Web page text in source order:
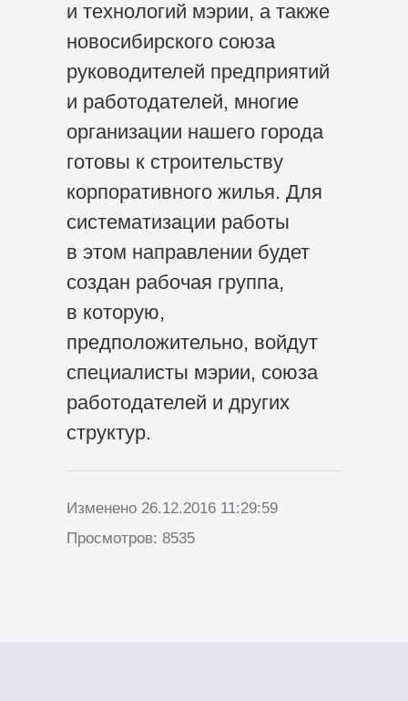
и технологий мэрии, а также
новосибирского союза
руководителей предприятий
и работодателей, многие
организации нашего города
готовы к строительству
корпоративного жилья. Для
систематизации работы
в этом направлении будет
создан рабочая группа,
в которую,
предположительно, войдут
специалисты мэрии, союза
работодателей и других
структур.
Изменено 26.12.2016 11:29:59
Просмотров: 8535